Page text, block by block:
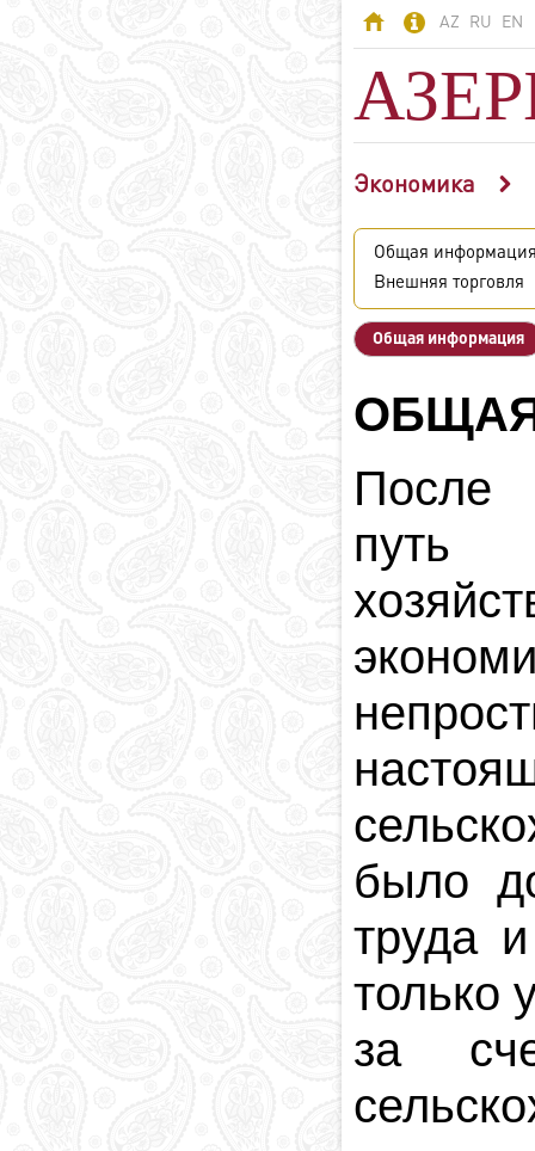
AZ RU EN
АЗЕРБАЙДЖАН
Азербайджан -
страна огней
Население
Политическая
Конституция
Государственные
Азербайджанский
Религия в
Азербайджане
Национальная
Столица
Кровавая память
Экономика
Общая
Внешняя торговля
Общая информация
После
путь
было
труда
только
за